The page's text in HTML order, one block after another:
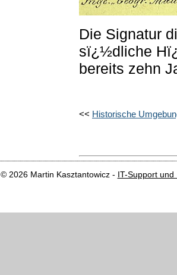
Die Signatur
sï¿½dliche
bereits zehn
<< Historische
© 2026 Martin Kasztantowicz - IT-Support und